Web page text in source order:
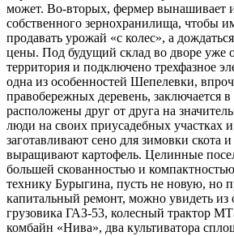
может. Во-вторых, фермер вынашивает
собственного зернохранилища, чтобы
продавать урожай «с колес», а
цены. Под будущий склад во дворе уже
территория и подключено трехфазное
одна из особенностей Шепелевки,
правобережных деревень, заключается
расположены друг от друга на
люди на своих приусадебных участках
заготавливают сено для зимовки скота
выращивают картофель. Целинные
большей скованностью и
технику Бурыгина, пусть не новую, но
капитальный ремонт, можно увидеть из
грузовика ГАЗ-53, колесный трактор
комбайн «Нива», два культиватора